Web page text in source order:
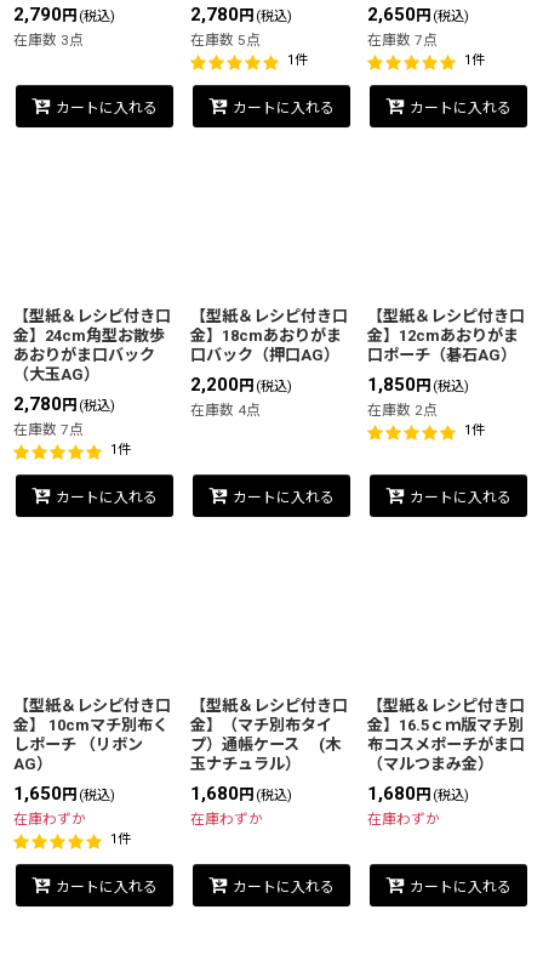
2,790円 (税込)
在庫数 3点
カートに入れる
2,780円 (税込)
在庫数 5点
1件
カートに入れる
2,650円 (税込)
在庫数 7点
1件
カートに入れる
【型紙＆レシピ付き口
金】24cm角型お散歩
あおりがま口バック
（大玉AG）
2,780円 (税込)
在庫数 7点
1件
カートに入れる
【型紙＆レシピ付き口
金】18cmあおりがま
口バック（押口AG）
2,200円 (税込)
在庫数 4点
カートに入れる
【型紙＆レシピ付き口
金】12cmあおりがま
口ポーチ（碁石AG）
1,850円 (税込)
在庫数 2点
1件
カートに入れる
【型紙＆レシピ付き口
金】 10cmマチ別布く
しポーチ （リボン
AG）
1,650円 (税込)
在庫わずか
1件
カートに入れる
【型紙＆レシピ付き口
金】（マチ別布タイ
プ）通帳ケース (木
玉ナチュラル）
1,680円 (税込)
在庫わずか
カートに入れる
【型紙＆レシピ付き口
金】16.5ｃｍ版マチ別
布コスメポーチがま口
（マルつまみ金）
1,680円 (税込)
在庫わずか
カートに入れる